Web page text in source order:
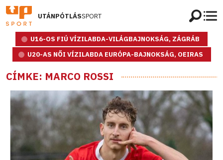
UTÁNPÓTLÁSSPORT
U16-OS FIÚ VÍZILABDA-VILÁGBAJNOKSÁG, ZÁGRÁB
U20-AS NŐI VÍZILABDA EURÓPA-BAJNOKSÁG, OEIRAS
CÍMKE: MARCO ROSSI